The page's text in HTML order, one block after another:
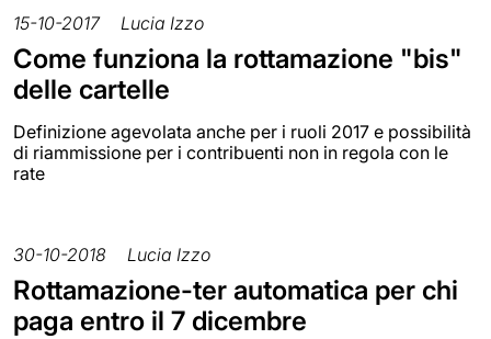
15-10-2017 Lucia Izzo
Come funziona la rottamazione "bis"
delle cartelle
Definizione agevolata anche per i ruoli 2017 e possibilità
di riammissione per i contribuenti non in regola con le
rate
30-10-2018 Lucia Izzo
Rottamazione-ter automatica per chi
paga entro il 7 dicembre